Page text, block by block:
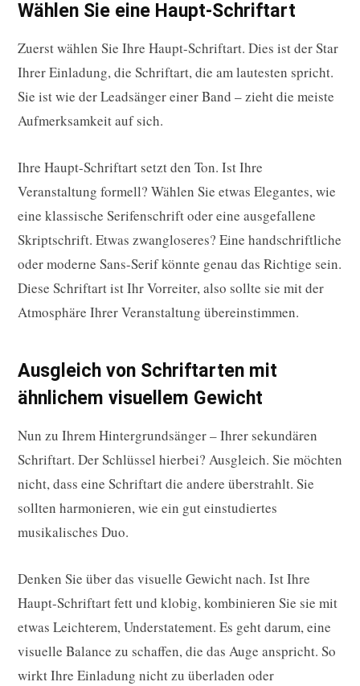
Wählen Sie eine Haupt-Schriftart
Zuerst wählen Sie Ihre Haupt-Schriftart. Dies ist der Star
Ihrer Einladung, die Schriftart, die am lautesten spricht.
Sie ist wie der Leadsänger einer Band – zieht die meiste
Aufmerksamkeit auf sich.
Ihre Haupt-Schriftart setzt den Ton. Ist Ihre
Veranstaltung formell? Wählen Sie etwas Elegantes, wie
eine klassische Serifenschrift oder eine ausgefallene
Skriptschrift. Etwas zwangloseres? Eine handschriftliche
oder moderne Sans-Serif könnte genau das Richtige sein.
Diese Schriftart ist Ihr Vorreiter, also sollte sie mit der
Atmosphäre Ihrer Veranstaltung übereinstimmen.
Ausgleich von Schriftarten mit
ähnlichem visuellem Gewicht
Nun zu Ihrem Hintergrundsänger – Ihrer sekundären
Schriftart. Der Schlüssel hierbei? Ausgleich. Sie möchten
nicht, dass eine Schriftart die andere überstrahlt. Sie
sollten harmonieren, wie ein gut einstudiertes
musikalisches Duo.
Denken Sie über das visuelle Gewicht nach. Ist Ihre
Haupt-Schriftart fett und klobig, kombinieren Sie sie mit
etwas Leichterem, Understatement. Es geht darum, eine
visuelle Balance zu schaffen, die das Auge anspricht. So
wirkt Ihre Einladung nicht zu überladen oder